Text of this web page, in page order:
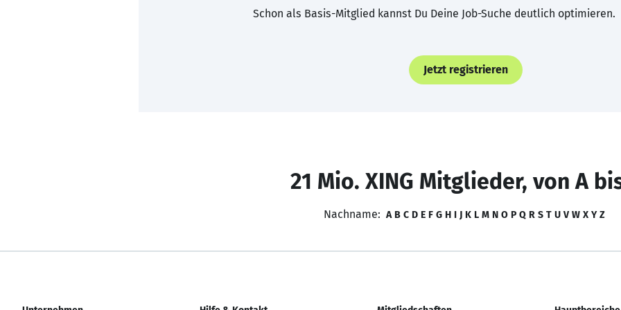
Schon als Basis-Mitglied kannst Du Deine Job-Suche deutlich optimieren.
Jetzt registrieren
21 Mio. XING Mitglieder, von A
Nachname: A B C D E F G H I J K L M N O P Q R S T U V W X Y Z